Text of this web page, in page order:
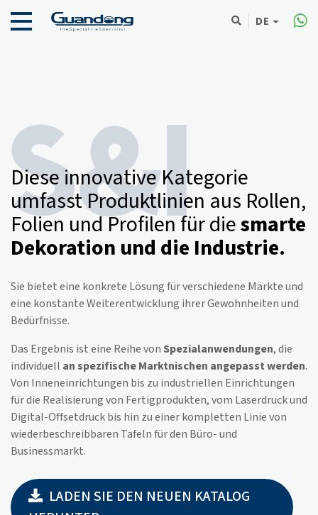
DE
Diese innovative Kategorie
umfasst Produktlinien aus Rollen,
Folien und Profilen für diesmarte
Dekoration und die Industrie.
Sie bietet eine konkrete Lösung für verschiedene Märkte und
eine konstante Weiterentwicklung ihrer Gewohnheiten und
Bedürfnisse.
Das Ergebnis ist eine Reihe von Spezialanwendungen, die
individuell an spezifische Marktnischen angepasst werden.
Von Inneneinrichtungen bis zu industriellen Einrichtungen
für die Realisierung von Fertigprodukten, vom Laserdruck und
Digital-Offsetdruck bis hin zu einer kompletten Linie von
wiederbeschreibbaren Tafeln für den Büro- und
Businessmarkt.
LADEN SIE DEN NEUEN KATALOG